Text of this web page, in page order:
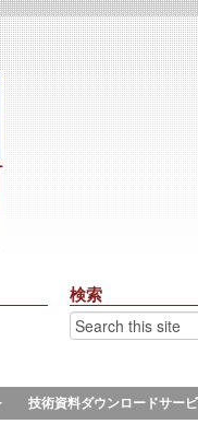
検索
技術資料ダウンロードサー